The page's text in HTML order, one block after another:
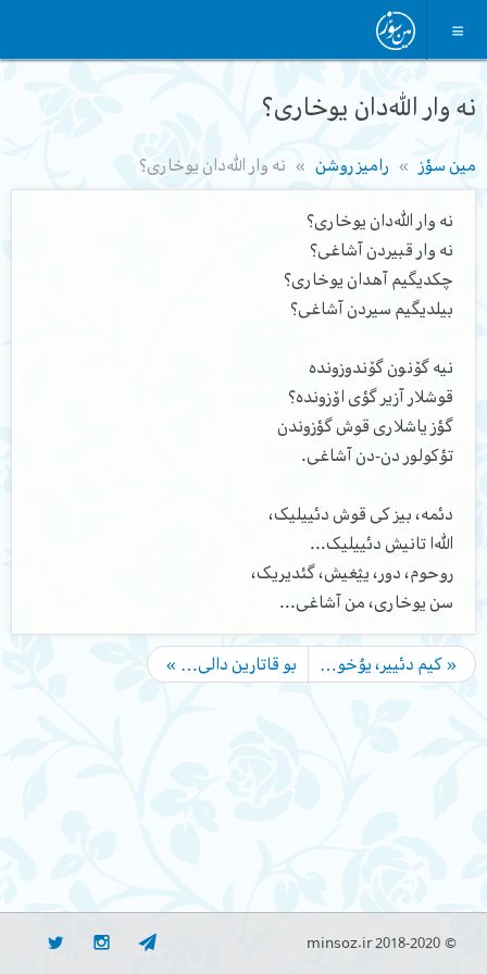
نه وار الله‌دان یوخاری؟
مین سؤز رامیز روشن نه وار الله‌دان یوخاری؟
نه وار الله‌دان یوخاری؟
نه وار قبیردن آشاغی؟
چکدیگیم آهدان یوخاری؟
بیلدیگیم سیردن آشاغی؟
نیه گۆنون گۆندوزونده
قوشلار آزیر گؤی اۆزونده؟
گؤز یاشلاری قوش گؤزوندن
تؤکولور دن-دن آشاغی.
دئمه، بیز کی قوش دئییلیک،
الله‌ا تانیش دئییلیک...
روحوم، دور، یؽغیش، گئدیریک،
سن یوخاری، من آشاغی...
« کیم دئییر، یۇخو… بو قاتارین دالی… »
© minsoz.ir 2018-2020